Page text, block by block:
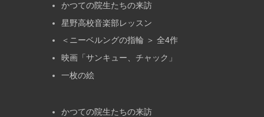
かつての院生たちの来訪
星野高校音楽部レッスン
＜ニーベルングの指輪 ＞ 全4作
映画「サンキュー、チャック」
一枚の絵
かつての院生たちの来訪